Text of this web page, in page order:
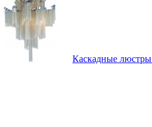
Каскадные люстры